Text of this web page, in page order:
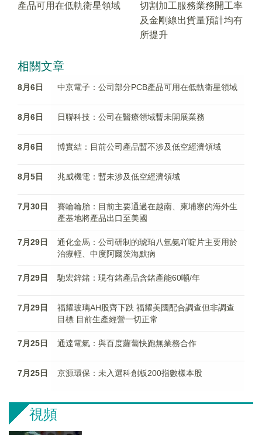
產品可用在低軌衛星領域
切割加工服務業務開工率
及金剛線出貨量預計均有
所提升
相關文章
8月6日 中京電子：公司部分PCB產品可用在低軌衛星領域
8月6日 日聯科技：公司在醫療領域暫未開展業務
8月6日 博實結：目前公司產品暫不涉及低空經濟領域
8月5日 兆威機電：暫未涉及低空經濟領域
7月30日
賽輪輪胎：目前主要通過在越南、柬埔寨的海外生
產基地將產品出口至美國
7月29日
通化金馬：公司研制的琥珀八氫氨吖啶片主要用於
治療輕、中度阿爾茨海默病
7月29日 馳宏鋅鍺：現有鍺產品含鍺產能60噸/年
7月29日
福耀玻璃AH股齊下跌 福耀美國配合調查但非調查
目標 目前生產經營一切正常
7月25日 通達電氣：與百度蘿蔔快跑無業務合作
7月25日 京源環保：未入選科創板200指數樣本股
視頻